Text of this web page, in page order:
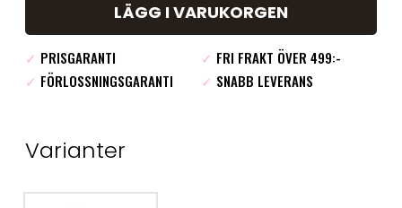
LÄGG I VARUKORGEN
✓ PRISGARANTI ✓ FRI FRAKT ÖVER 499:-
✓ FÖRLOSSNINGSGARANTI ✓ SNABB LEVERANS
Varianter